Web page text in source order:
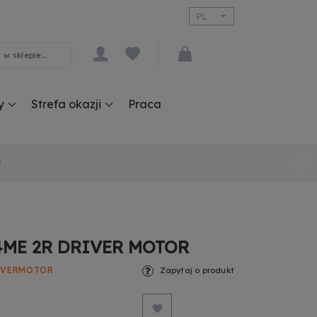
PL
Strefa okazji Praca
2R DRIVER MOTOR
Zapytaj o produkt